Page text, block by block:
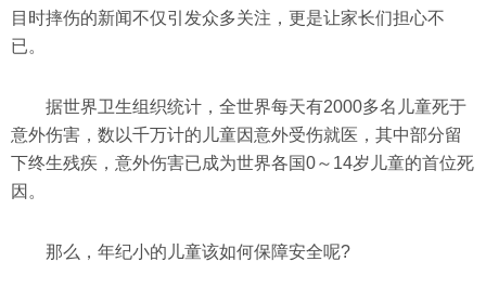
目时摔伤的新闻不仅引发众多关注，更是让家长们担心不
已。
据世界卫生组织统计，全世界每天有2000多名儿童死于
意外伤害，数以千万计的儿童因意外受伤就医，其中部分留
下终生残疾，意外伤害已成为世界各国0～14岁儿童的首位死
因。
那么，年纪小的儿童该如何保障安全呢?